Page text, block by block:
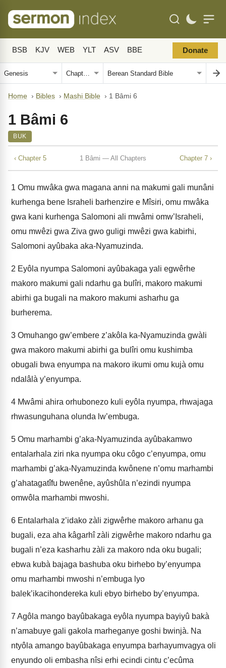
BSB KJV WEB YLT ASV BBE Donate
Home › Bibles › Mashi Bible › 1 Bâmi 6
1 Bâmi 6
BUK
‹ Chapter 5 1 Bâmi — All Chapters Chapter 7 ›
1 Omu mwâka gwa magana anni na makumi gali munâni
kurhenga bene Israheli barhenzire e Mîsiri, omu mwâka
gwa kani kurhenga Salomoni ali mwâmi omw’Israheli,
omu mwêzi gwa Ziva gwo guligi mwêzi gwa kabirhi,
Salomoni ayûbaka aka-Nyamuzinda.
2 Eyôla nyumpa Salomoni ayûbakaga yali egwêrhe
makoro makumi gali ndarhu ga bulîri, makoro makumi
abirhi ga bugali na makoro makumi asharhu ga
burherema.
3 Omuhango gw’embere z’akôla ka-Nyamuzinda gwàli
gwa makoro makumi abirhi ga bulîri omu kushimba
obugali bwa enyumpa na makoro ikumi omu kujà omu
ndalâlà y’enyumpa.
4 Mwâmi ahira orhubonezo kuli eyôla nyumpa, rhwajaga
rhwasunguhana olunda lw’embuga.
5 Omu marhambi g’aka-Nyamuzinda ayûbakamwo
entalarhala ziri nka nyumpa oku côgo c’enyumpa, omu
marhambi g’aka-Nyamuzinda kwônene n’omu marhambi
g’ahatagatîfu bwenêne, ayûshûla n’ezindi nyumpa
omwôla marhambi mwoshi.
6 Entalarhala z’idako zàli zigwêrhe makoro arhanu ga
bugali, eza aha kâgarhî zàli zigwêrhe makoro ndarhu ga
bugali n’eza kasharhu zàli za makoro nda oku bugali;
ebwa kubà bajaga bashuba oku birhebo by’enyumpa
omu marhambi mwoshi n’embuga lyo
balek’ikacihondereka kuli ebyo birhebo by’enyumpa.
7 Agôla mango bayûbakaga eyôla nyumpa bayiyû bakà
n’amabuye gali gakola marheganye goshi bwinjà. Na
ntyôla amango bayûbakaga enyumpa barhayumvagya oli
enyundo oli embasha nîsi erhi ecindi cintu c’ecûma